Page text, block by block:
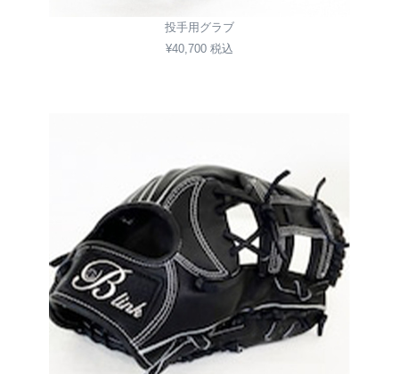
投手用グラブ
¥40,700 税込